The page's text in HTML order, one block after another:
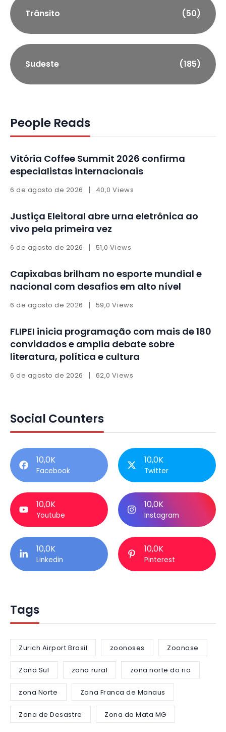
Trânsito (50)
Sudeste (185)
People Reads
Vitória Coffee Summit 2026 confirma
especialistas internacionais
6 de agosto de 2026 40,0 Views
Justiça Eleitoral abre urna eletrônica ao
vivo pela primeira vez
6 de agosto de 2026 51,0 Views
Capixabas brilham no esporte mundial e
nacional com desafios em alto nível
6 de agosto de 2026 59,0 Views
FLIPEI inicia programação com mais de 180
convidados e amplia debate sobre
literatura, política e cultura
6 de agosto de 2026 62,0 Views
Social Counters
10,0K
Facebook
10,0K
Twitter
10,0K
Youtube
10,0K
Instagram
10,0K
Linkedin
10,0K
Pinterest
Tags
Zurich Airport Brasil zoonoses Zoonose
Zona Sul zona rural zona norte do rio
zona Norte Zona Franca de Manaus
Zona de Desastre Zona da Mata MG